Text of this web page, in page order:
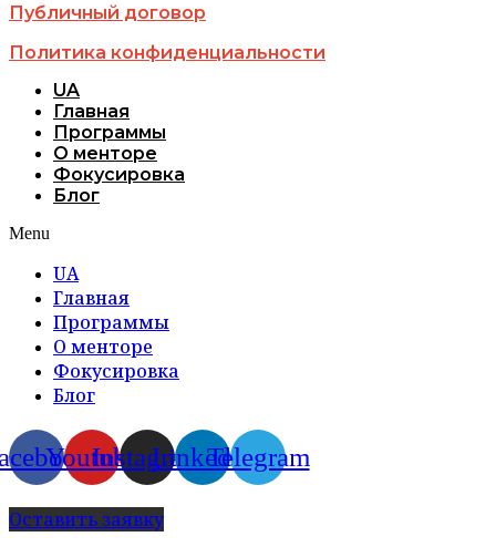
Публичный договор
Политика конфиденциальности
UA
Главная
Программы
О менторе
Фокусировка
Блог
Menu
UA
Главная
Программы
О менторе
Фокусировка
Блог
YoutubeInstagramLinkedinTelegram
Оставить заявку